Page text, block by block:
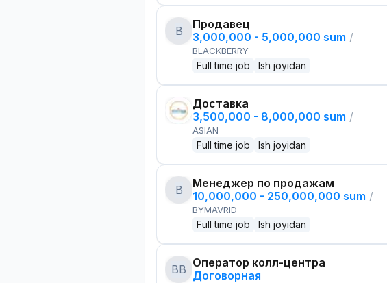
B
Продавец
3,000,000 - 5,000,000 sum /
BLACKBERRY
Full time job Ish joyidan
Доставка
3,500,000 - 8,000,000 sum /
ASIAN
Full time job Ish joyidan
B
Менеджер по продажам
10,000,000 - 250,000,000 sum /
BYMAVRID
Full time job Ish joyidan
BB Оператор колл-центра
Договорная